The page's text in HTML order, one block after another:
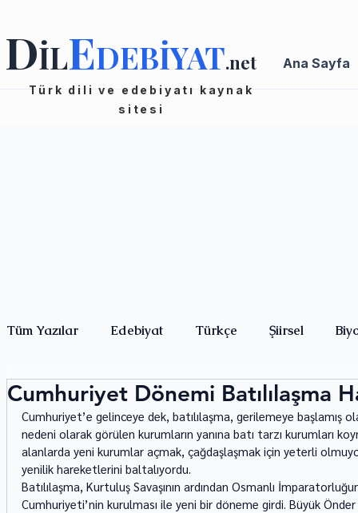
DİLEDEBİYAT.net Ana Sayfa
Türk dili ve edebiyatı kaynak
sitesi
Tüm Yazılar Edebiyat Türkçe Şiirsel
Cumhuriyet Dönemi Batılılaşma
Cumhuriyet’e gelinceye dek, batılılaşma, gerilemeye başlamış
nedeni olarak görülen kurumların yanına batı tarzı kurumları
alanlarda yeni kurumlar açmak, çağdaşlaşmak için yeterli
yenilik hareketlerini baltalıyordu.
Batılılaşma, Kurtuluş Savaşının ardından Osmanlı
Cumhuriyeti’nin kurulması ile yeni bir döneme girdi. Büyük